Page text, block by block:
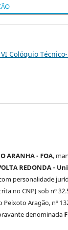
Colóquio
ARANHA - FOA,
REDONDA -
personalidade
no CNPJ sob nº
Peixoto Aragão, nº
denominada